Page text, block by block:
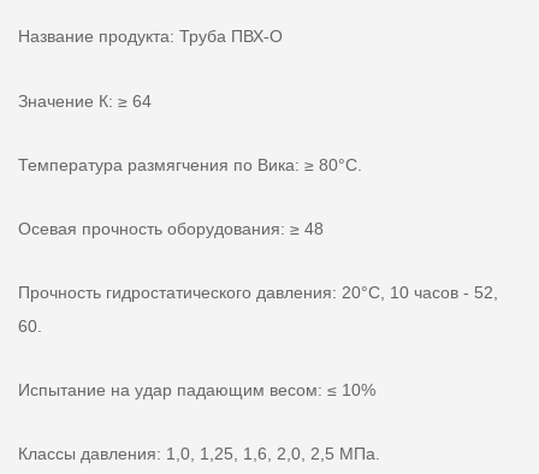
Название продукта: Труба ПВХ-О
Значение К: ≥ 64
Температура размягчения по Вика: ≥ 80°C.
Осевая прочность оборудования: ≥ 48
Прочность гидростатического давления: 20°С, 10 часов - 52,
60.
Испытание на удар падающим весом: ≤ 10%
Классы давления: 1,0, 1,25, 1,6, 2,0, 2,5 МПа.